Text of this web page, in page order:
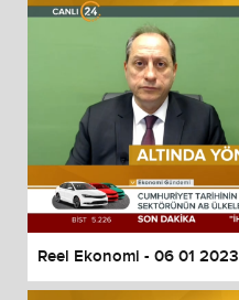
Reel Ekonomi - 06 01 2023